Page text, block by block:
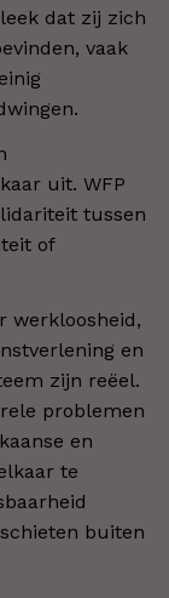
dat zij zich
vaak
uit. WFP
tussen
of
werkloosheid,
en
zijn reëel.
problemen
en
te
buiten